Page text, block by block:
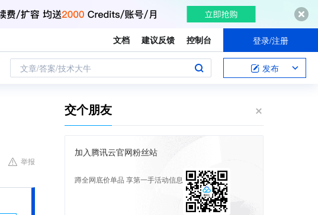
文档 建议反馈 控制台 登录/注册
文章/答案/技术大牛 发布
举报
交个朋友
加入腾讯云官网粉丝站
蹲全网底价单品 享第一手活动信息